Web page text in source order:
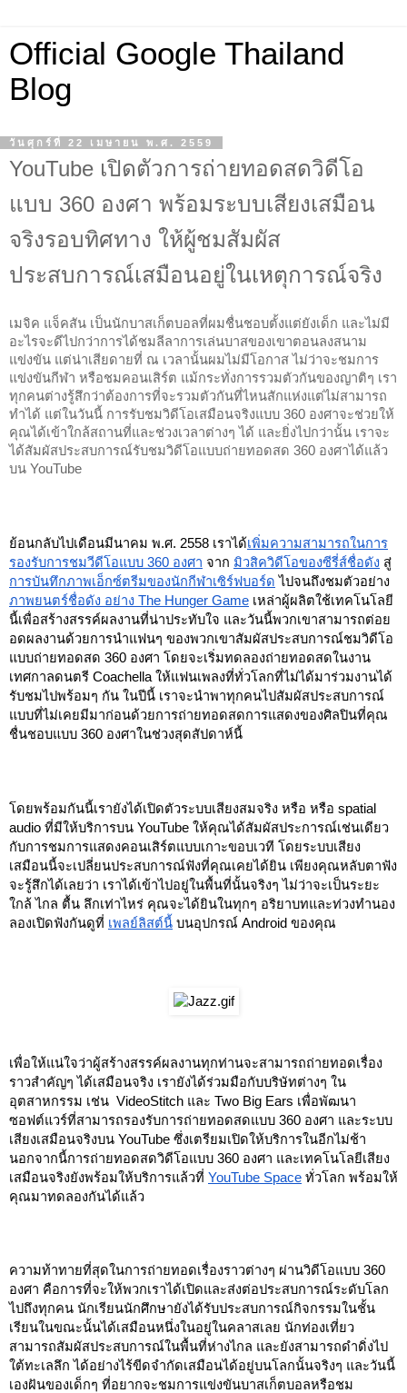
Official Google Thailand
Blog
วันศุกร์ที่ 22 เมษายน พ.ศ. 2559
YouTube เปิดตัวการถ่ายทอดสดวิดีโอ
แบบ 360 องศา พร้อมระบบเสียงเสมือน
จริงรอบทิศทาง ให้ผู้ชมสัมผัส
ประสบการณ์เสมือนอยู่ในเหตุการณ์จริง
เมจิค แจ็คสัน เป็นนักบาสเก็ตบอลที่ผมชื่นชอบตั้งแต่ยังเด็ก และไม่มี
อะไรจะดีไปกว่าการได้ชมลีลาการเล่นบาสของเขาตอนลงสนาม
แข่งขัน แต่น่าเสียดายที่ ณ เวลานั้นผมไม่มีโอกาส ไม่ว่าจะชมการ
แข่งขันกีฬา หรือชมคอนเสิร์ต แม้กระทั่งการรวมตัวกันของญาติๆ เรา
ทุกคนต่างรู้สึกว่าต้องการที่จะรวมตัวกันที่ไหนสักแห่งแต่ไม่สามารถ
ทำได้ แต่ในวันนี้ การรับชมวิดีโอเสมือนจริงแบบ 360 องศาจะช่วยให้
คุณได้เข้าใกล้สถานที่และช่วงเวลาต่างๆ ได้ และยิ่งไปกว่านั้น เราจะ
ได้สัมผัสประสบการณ์รับชมวิดีโอแบบถ่ายทอดสด 360 องศาได้แล้ว
บน YouTube
ย้อนกลับไปเดือนมีนาคม พ.ศ. 2558 เราได้เพิ่มความสามารถในการ
รองรับการชมวีดีโอแบบ 360 องศา จาก มิวสิควิดีโอของซีรี่ส์ชื่อดัง
การบันทึกภาพเอ็กซ์ตรีมของนักกีฬาเซิร์ฟบอร์ด
ภาพยนตร์ชื่อดัง อย่าง The Hunger Game เหล่าผู้ผลิตใช้เทคโนโลยี
นี้เพื่อสร้างสรรค์ผลงานที่น่าประทับใจ และวันนี้พวกเขาสามารถต่อย
อดผลงานด้วยการนำแฟนๆ ของพวกเขาสัมผัสประสบการณ์ชมวิดีโอ
แบบถ่ายทอดสด 360 องศา โดยจะเริ่มทดลองถ่ายทอดสดในงาน
เทศกาลดนตรี Coachella ให้แฟนเพลงที่ทั่วโลกที่ไม่ได้มาร่วมงานได้
รับชมไปพร้อมๆ กัน ในปีนี้ เราจะนำพาทุกคนไปสัมผัสประสบการณ์
แบบที่ไม่เคยมีมาก่อนด้วยการถ่ายทอดสดการแสดงของศิลปินที่คุณ
ชื่นชอบแบบ 360 องศาในช่วงสุดสัปดาห์นี้
โดยพร้อมกันนี้เรายังได้เปิดตัวระบบเสียงสมจริง หรือ หรือ spatial
audio ที่มีให้บริการบน YouTube ให้คุณได้สัมผัสประการณ์เช่นเดียว
กับการชมการแสดงคอนเสิร์ตแบบเกาะขอบเวที โดยระบบเสียง
เสมือนนี้จะเปลี่ยนประสบการณ์ฟังที่คุณเคยได้ยิน เพียงคุณหลับตาฟัง
จะรู้สึกได้เลยว่า เราได้เข้าไปอยู่ในพื้นที่นั้นจริงๆ ไม่ว่าจะเป็นระยะ
ใกล้ ไกล ตื้น ลึกเท่าไหร่ คุณจะได้ยินในทุกๆ อริยาบทและท่วงทำนอง
ลองเปิดฟังกันดูที่ เพลย์ลิสต์นี้ บนอุปกรณ์ Android ของคุณ
เพื่อให้แน่ใจว่าผู้สร้างสรรค์ผลงานทุกท่านจะสามารถถ่ายทอดเรื่อง
ราวสำคัญๆ ได้เสมือนจริง เรายังได้ร่วมมือกับบริษัทต่างๆ ใน
อุตสาหกรรม เช่น  VideoStitch และ Two Big Ears เพื่อพัฒนา
ซอฟต์แวร์ที่สามารถรองรับการถ่ายทอดสดแบบ 360 องศา และระบบ
เสียงเสมือนจริงบน YouTube ซึ่งเตรียมเปิดให้บริการในอีกไม่ช้า
นอกจากนี้การถ่ายทอดสดวิดีโอแบบ 360 องศา และเทคโนโลยีเสียง
เสมือนจริงยังพร้อมให้บริการแล้วที่ YouTube Space ทั่วโลก พร้อมให้
คุณมาทดลองกันได้แล้ว
ความท้าทายที่สุดในการถ่ายทอดเรื่องราวต่างๆ ผ่านวิดีโอแบบ 360
องศา คือการที่จะให้พวกเราได้เปิดและส่งต่อประสบการณ์ระดับโลก
ไปถึงทุกคน นักเรียนนักศึกษายังได้รับประสบการณ์กิจกรรมในชั้น
เรียนในขณะนั้นได้เสมือนหนึ่งในอยู่ในคลาสเลย นักท่องเที่ยว
สามารถสัมผัสประสบการณ์ในพื้นที่ห่างไกล และยังสามารถดำดิ่งไป
ใต้ทะเลลึก ได้อย่างไร้ขีดจำกัดเสมือนได้อยู่บนโลกนั้นจริงๆ และวันนี้
เองฝันของเด็กๆ ที่อยากจะชมการแข่งขันบาสเก็ตบอลหรือชม